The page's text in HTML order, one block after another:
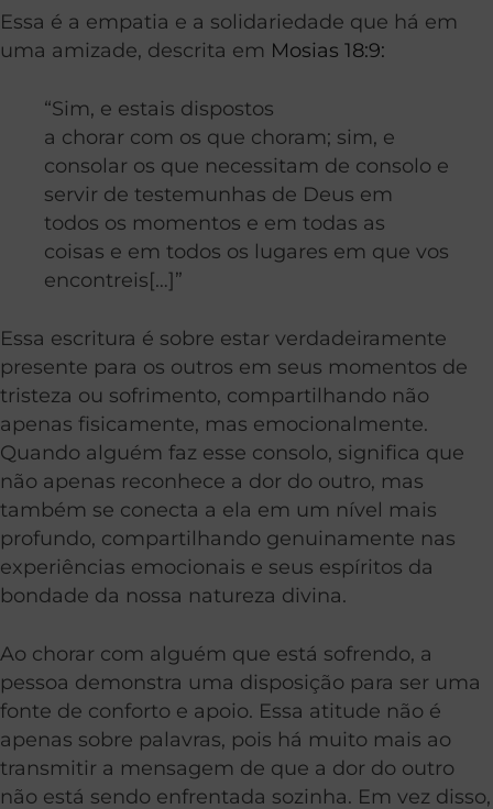
Essa é a empatia e a solidariedade que há em
uma amizade, descrita em Mosias 18:9:
“Sim, e estais dispostos
a chorar com os que choram; sim, e
consolar os que necessitam de consolo e
servir de testemunhas de Deus em
todos os momentos e em todas as
coisas e em todos os lugares em que vos
encontreis[…]”
Essa escritura é sobre estar verdadeiramente
presente para os outros em seus momentos de
tristeza ou sofrimento, compartilhando não
apenas fisicamente, mas emocionalmente.
Quando alguém faz esse consolo, significa que
não apenas reconhece a dor do outro, mas
também se conecta a ela em um nível mais
profundo, compartilhando genuinamente nas
experiências emocionais e seus espíritos da
bondade da nossa natureza divina.
Ao chorar com alguém que está sofrendo, a
pessoa demonstra uma disposição para ser uma
fonte de conforto e apoio. Essa atitude não é
apenas sobre palavras, pois há muito mais ao
transmitir a mensagem de que a dor do outro
não está sendo enfrentada sozinha. Em vez disso,